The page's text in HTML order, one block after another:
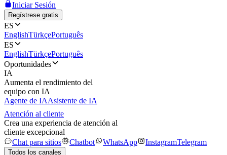
Iniciar Sesión
Regístrese gratis
ES
EnglishTürkçePortuguês
ES
EnglishTürkçePortuguês
Oportunidades
IA
Aumenta el rendimiento del
equipo con IA
Agente de IAAsistente de IA
Atención al cliente
Crea una experiencia de atención al
cliente excepcional
Chat para sitios
Chatbot WhatsApp InstagramTelegram
Todos los canales